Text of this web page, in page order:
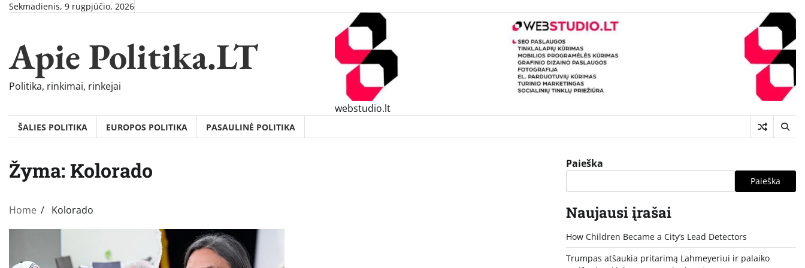
SkipSekmadienis, 9 rugpjūčio, 2026
Apie Politika.LT
Politika, rinkimai, rinkejai
webstudio.lt
ŠALIES POLITIKA EUROPOS POLITIKA PASAULINĖ POLITIKA
Žyma: Kolorado
Home Kolorado
Paieška
Paieška
Naujausi įrašai
How Children Became a City’s Lead Detectors
Trumpas atšaukia pritarimą Lahmeyeriui ir palaiko